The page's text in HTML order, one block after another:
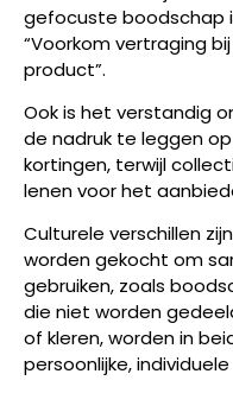
gefocuste boodschap
“Voorkom vertraging
product”.
Ook is het verstandig
de nadruk te leggen
kortingen, terwijl
lenen voor het
Culturele verschillen
worden gekocht om
gebruiken, zoals
die niet worden
of kleren, worden in
persoonlijke,